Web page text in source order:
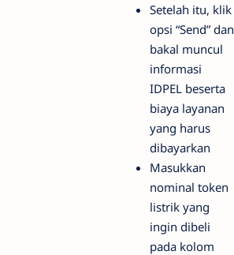
Setelah itu, klik
opsi “Send” dan
bakal muncul
informasi
IDPEL beserta
biaya layanan
yang harus
dibayarkan
Masukkan
nominal token
listrik yang
ingin dibeli
pada kolom